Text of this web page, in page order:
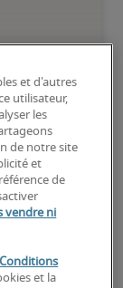
ou pas
au
les processus
et d'autres
utilisateur,
les
de notre site
et
de
vendre ni
Conditions
et la